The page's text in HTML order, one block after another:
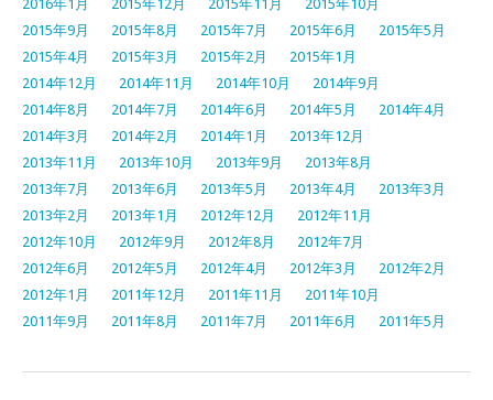
2016年1月
2015年12月 2015年11月
2015年10月
2015年9月
2015年8月 2015年7月 2015年6月
2015年5月
2015年4月
2015年3月 2015年2月
2015年1月
2014年12月
2014年11月 2014年10月
2014年9月
2014年8月
2014年7月 2014年6月 2014年5月
2014年4月
2014年3月
2014年2月 2014年1月
2013年12月
2013年11月
2013年10月 2013年9月
2013年8月
2013年7月
2013年6月 2013年5月 2013年4月
2013年3月
2013年2月
2013年1月 2012年12月
2012年11月
2012年10月
2012年9月 2012年8月
2012年7月
2012年6月
2012年5月 2012年4月 2012年3月
2012年2月
2012年1月
2011年12月 2011年11月
2011年10月
2011年9月
2011年8月 2011年7月 2011年6月 2011年5月